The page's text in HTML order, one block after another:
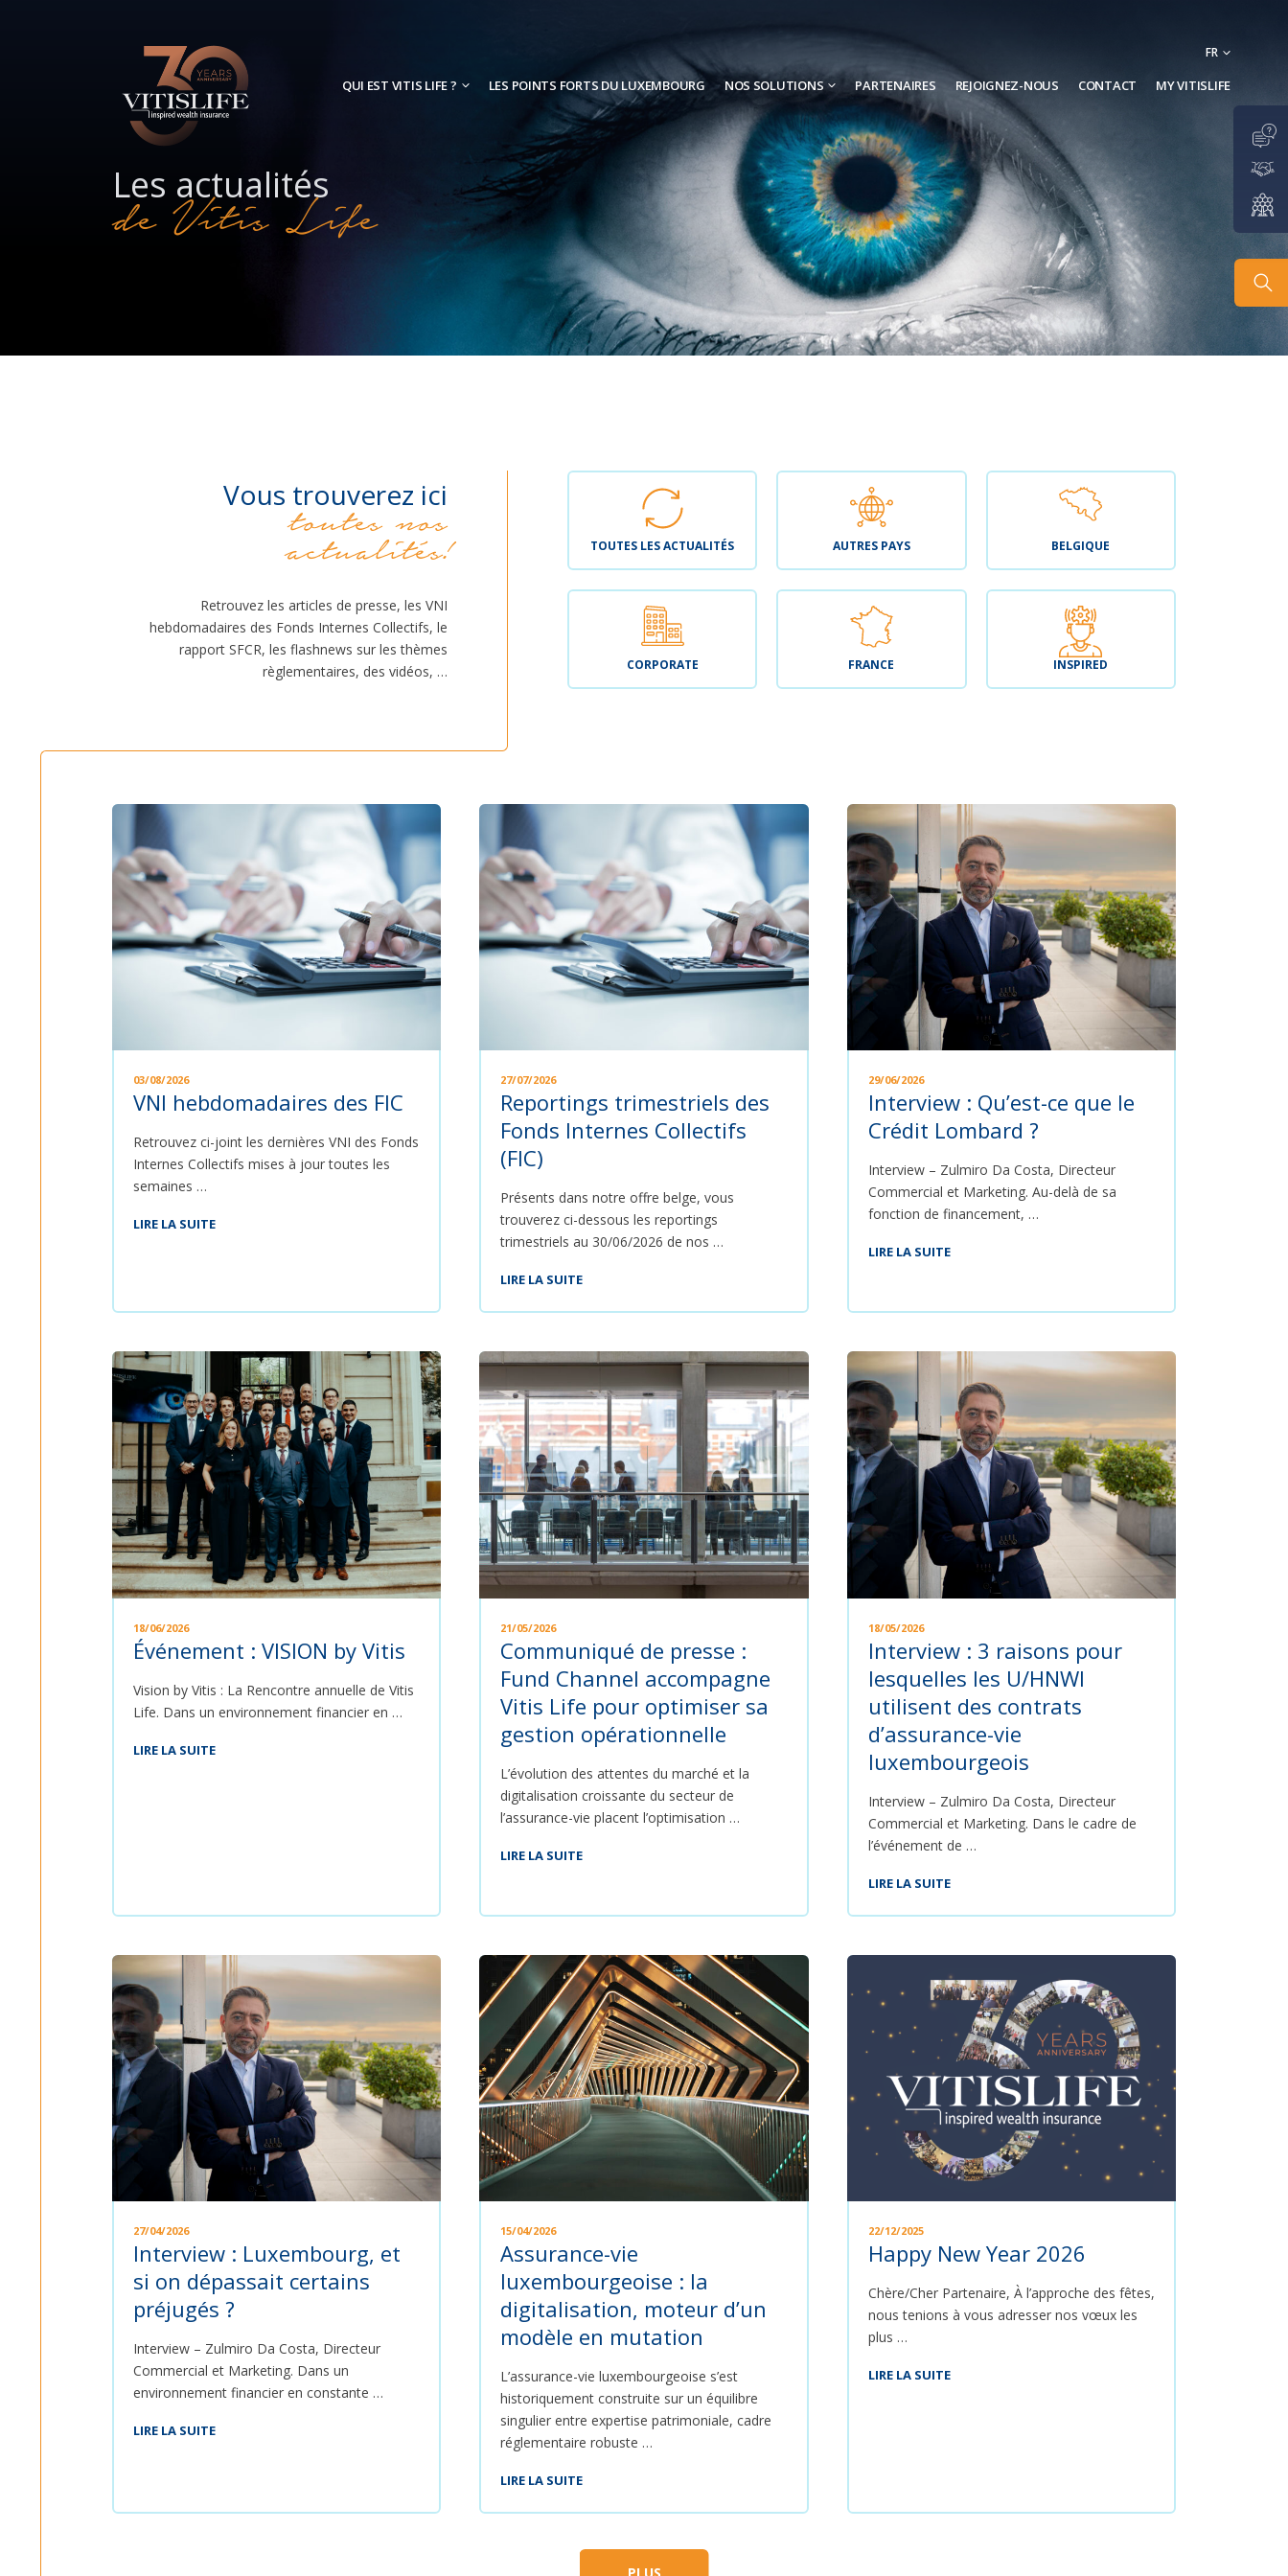
FR
QUI EST VITIS LIFE ? LES POINTS FORTS DU LUXEMBOURG NOS SOLUTIONS PARTENAIRES REJOIGNEZ-NOUS CONTACT MY VITISLIFE
Les actualités
de Vitis Life
Vous trouverez ici
toutes nos
actualités!
Retrouvez les articles de presse, les VNI
hebdomadaires des Fonds Internes Collectifs, le
rapport SFCR, les flashnews sur les thèmes
règlementaires, des vidéos, …
TOUTES LES ACTUALITÉS AUTRES PAYS BELGIQUE
CORPORATE FRANCE INSPIRED
03/08/2026
VNI hebdomadaires des FIC
Retrouvez ci-joint les dernières VNI des Fonds
Internes Collectifs mises à jour toutes les
semaines …
LIRE LA SUITE
27/07/2026
Reportings trimestriels des
Fonds Internes Collectifs
(FIC)
Présents dans notre offre belge, vous
trouverez ci-dessous les reportings
trimestriels au 30/06/2026 de nos …
LIRE LA SUITE
29/06/2026
Interview : Qu’est-ce que le
Crédit Lombard ?
Interview – Zulmiro Da Costa, Directeur
Commercial et Marketing. Au-delà de sa
fonction de financement, …
LIRE LA SUITE
18/06/2026
Événement : VISION by Vitis
Vision by Vitis : La Rencontre annuelle de Vitis
Life. Dans un environnement financier en …
LIRE LA SUITE
21/05/2026
Communiqué de presse :
Fund Channel accompagne
Vitis Life pour optimiser sa
gestion opérationnelle
L’évolution des attentes du marché et la
digitalisation croissante du secteur de
l’assurance-vie placent l’optimisation …
LIRE LA SUITE
18/05/2026
Interview : 3 raisons pour
lesquelles les U/HNWI
utilisent des contrats
d’assurance-vie
luxembourgeois
Interview – Zulmiro Da Costa, Directeur
Commercial et Marketing. Dans le cadre de
l’événement de …
LIRE LA SUITE
27/04/2026
Interview : Luxembourg, et
si on dépassait certains
préjugés ?
Interview – Zulmiro Da Costa, Directeur
Commercial et Marketing. Dans un
environnement financier en constante …
LIRE LA SUITE
15/04/2026
Assurance-vie
luxembourgeoise : la
digitalisation, moteur d’un
modèle en mutation
L’assurance-vie luxembourgeoise s’est
historiquement construite sur un équilibre
singulier entre expertise patrimoniale, cadre
réglementaire robuste …
LIRE LA SUITE
22/12/2025
Happy New Year 2026
Chère/Cher Partenaire, À l’approche des fêtes,
nous tenions à vous adresser nos vœux les
plus …
LIRE LA SUITE